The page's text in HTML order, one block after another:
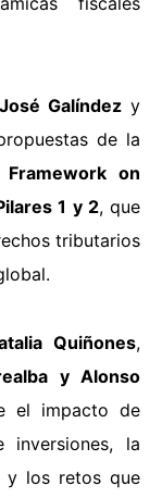
José Galíndez y
de la
Framework on
1 y 2, que
tributarios
Quiñones,
y Alonso
el impacto de
la
y los retos que